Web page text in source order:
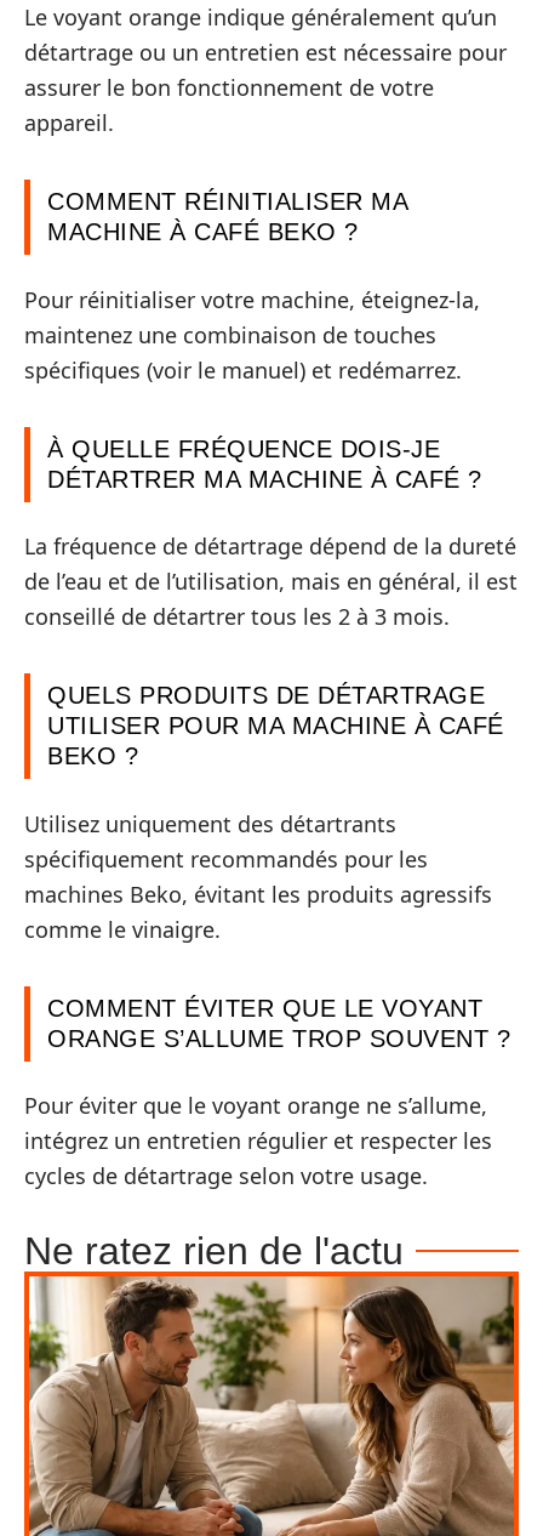
Le voyant orange indique généralement qu’un
détartrage ou un entretien est nécessaire pour
assurer le bon fonctionnement de votre
appareil.
COMMENT RÉINITIALISER MA
MACHINE À CAFÉ BEKO ?
Pour réinitialiser votre machine, éteignez-la,
maintenez une combinaison de touches
spécifiques (voir le manuel) et redémarrez.
À QUELLE FRÉQUENCE DOIS-JE
DÉTARTRER MA MACHINE À CAFÉ ?
La fréquence de détartrage dépend de la dureté
de l’eau et de l’utilisation, mais en général, il est
conseillé de détartrer tous les 2 à 3 mois.
QUELS PRODUITS DE DÉTARTRAGE
UTILISER POUR MA MACHINE À CAFÉ
BEKO ?
Utilisez uniquement des détartrants
spécifiquement recommandés pour les
machines Beko, évitant les produits agressifs
comme le vinaigre.
COMMENT ÉVITER QUE LE VOYANT
ORANGE S’ALLUME TROP SOUVENT ?
Pour éviter que le voyant orange ne s’allume,
intégrez un entretien régulier et respecter les
cycles de détartrage selon votre usage.
Ne ratez rien de l'actu